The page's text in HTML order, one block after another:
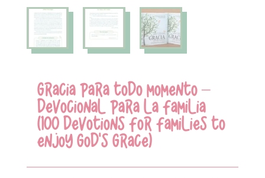
GRACIA PARA TODO MOMENTO –
DEVOCIONAL PARA LA FAMILIA
(100 DEVOTIONS FOR FAMILIES TO
ENJOY GOD’S GRACE)